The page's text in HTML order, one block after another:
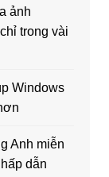
ảnh
trong vài
Windows
Anh miễn
dẫn